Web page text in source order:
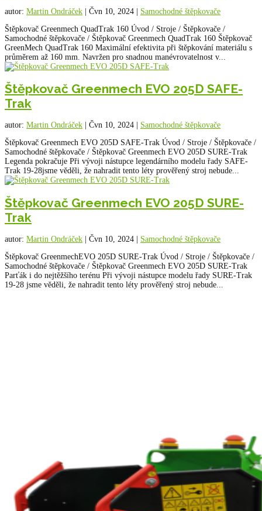
autor: Martin Ondráček | Čvn 10, 2024 | Samochodné štěpkovače
Štěpkovač Greenmech QuadTrak 160 Úvod / Stroje / Štěpkovače /
Samochodné štěpkovače / Štěpkovač Greenmech QuadTrak 160 Štěpkovač
GreenMech QuadTrak 160 Maximální efektivita při štěpkování materiálu s
průměrem až 160 mm. Navržen pro snadnou manévrovatelnost v...
Štěpkovač Greenmech EVO 205D SAFE-
Trak
autor: Martin Ondráček Čvn 10, 2024
Samochodné štěpkovače
Štěpkovač Greenmech EVO 205D SAFE-Trak Úvod / Stroje / Štěpkovače /
Samochodné štěpkovače / Štěpkovač Greenmech EVO 205D SURE-Trak
Legenda pokračuje Při vývoji nástupce legendárního modelu řady SAFE-
Trak 19-28jsme věděli, že nahradit tento léty prověřený stroj nebude...
Štěpkovač Greenmech EVO 205D SURE-
Trak
autor: Martin Ondráček Čvn 10, 2024
Samochodné štěpkovače
Štěpkovač GreenmechEVO 205D SURE-Trak Úvod / Stroje / Štěpkovače /
Samochodné štěpkovače / Štěpkovač Greenmech EVO 205D SURE-Trak
Parťák i do nejtěžšího terénu Při vývoji nástupce modelu řady SURE-Trak
19-28 jsme věděli, že nahradit tento léty prověřený stroj nebude...